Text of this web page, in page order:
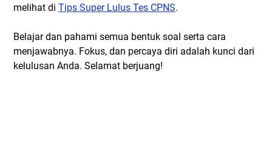
melihat di Tips Super Lulus Tes CPNS.
Belajar dan pahami semua bentuk soal serta cara
menjawabnya. Fokus, dan percaya diri adalah kunci dari
kelulusan Anda. Selamat berjuang!